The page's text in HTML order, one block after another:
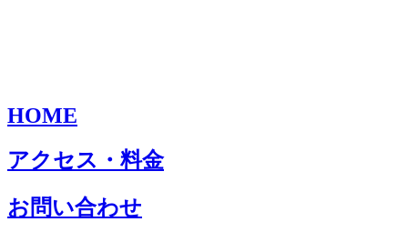
HOME
アクセス・料金
お問い合わせ